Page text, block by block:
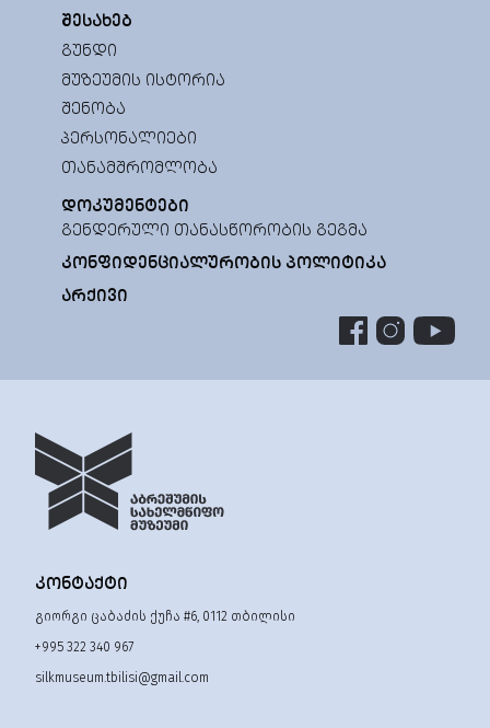
ᲨᲔᲡᲐᲮᲔᲑ
ᲒᲣᲜᲓᲘ
ᲛᲣᲖᲔᲣᲛᲘᲡ ᲘᲡᲢᲝᲠᲘᲐ
ᲨᲔᲜᲝᲑᲐ
ᲞᲔᲠᲡᲝᲜᲐᲚᲘᲔᲑᲘ
ᲗᲐᲜᲐᲛᲨᲠᲝᲛᲚᲝᲑᲐ
ᲓᲝᲙᲣᲛᲔᲜᲢᲔᲑᲘ
ᲒᲔᲜᲓᲔᲠᲣᲚᲘ ᲗᲐᲜᲐᲡᲬᲝᲠᲝᲑᲘᲡ ᲒᲔᲒᲛᲐ
ᲙᲝᲜᲤᲘᲓᲔᲜᲪᲘᲐᲚᲣᲠᲝᲑᲘᲡ ᲞᲝᲚᲘᲢᲘᲙᲐ
ᲐᲠᲥᲘᲕᲘ
ᲙᲝᲜᲢᲐᲥᲢᲘ
გიორგი ცაბაძის ქუჩა #6, 0112 თბილისი
+995 322 340 967
silkmuseum.tbilisi@gmail.com